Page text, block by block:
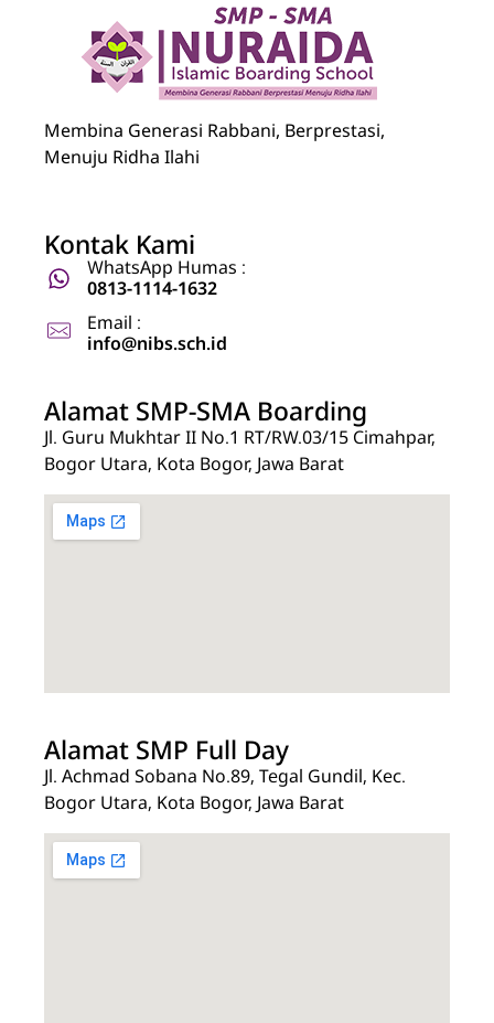
Nuraida Islamic Boarding School
Membina Generasi Rabbani, Berprestasi,
Menuju Ridha Ilahi
Kontak Kami
WhatsApp Humas :
0813-1114-1632
Email :
info@nibs.sch.id
Alamat SMP-SMA Boarding
Jl. Guru Mukhtar II No.1 RT/RW.03/15 Cimahpar,
Bogor Utara, Kota Bogor, Jawa Barat
Alamat SMP Full Day
Jl. Achmad Sobana No.89, Tegal Gundil, Kec.
Bogor Utara, Kota Bogor, Jawa Barat